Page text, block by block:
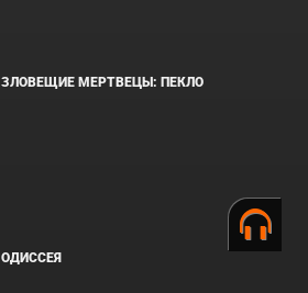
ЗЛОВЕЩИЕ МЕРТВЕЦЫ: ПЕКЛО
ОДИССЕЯ